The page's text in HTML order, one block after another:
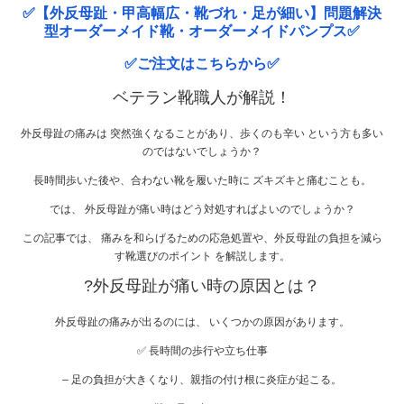
✅【外反母趾・甲高幅広・靴づれ・足が細い】問題解決
型オーダーメイド靴・オーダーメイドパンプス✅
✅ご注文はこちらから✅
ベテラン靴職人が解説！
外反母趾の痛みは 突然強くなることがあり、歩くのも辛い という方も多い
のではないでしょうか？
長時間歩いた後や、合わない靴を履いた時に ズキズキと痛むことも。
では、 外反母趾が痛い時はどう対処すればよいのでしょうか？
この記事では、 痛みを和らげるための応急処置や、外反母趾の負担を減ら
す靴選びのポイント を解説します。
?外反母趾が痛い時の原因とは？
外反母趾の痛みが出るのには、 いくつかの原因があります。
✅ 長時間の歩行や立ち仕事
– 足の負担が大きくなり、親指の付け根に炎症が起こる。